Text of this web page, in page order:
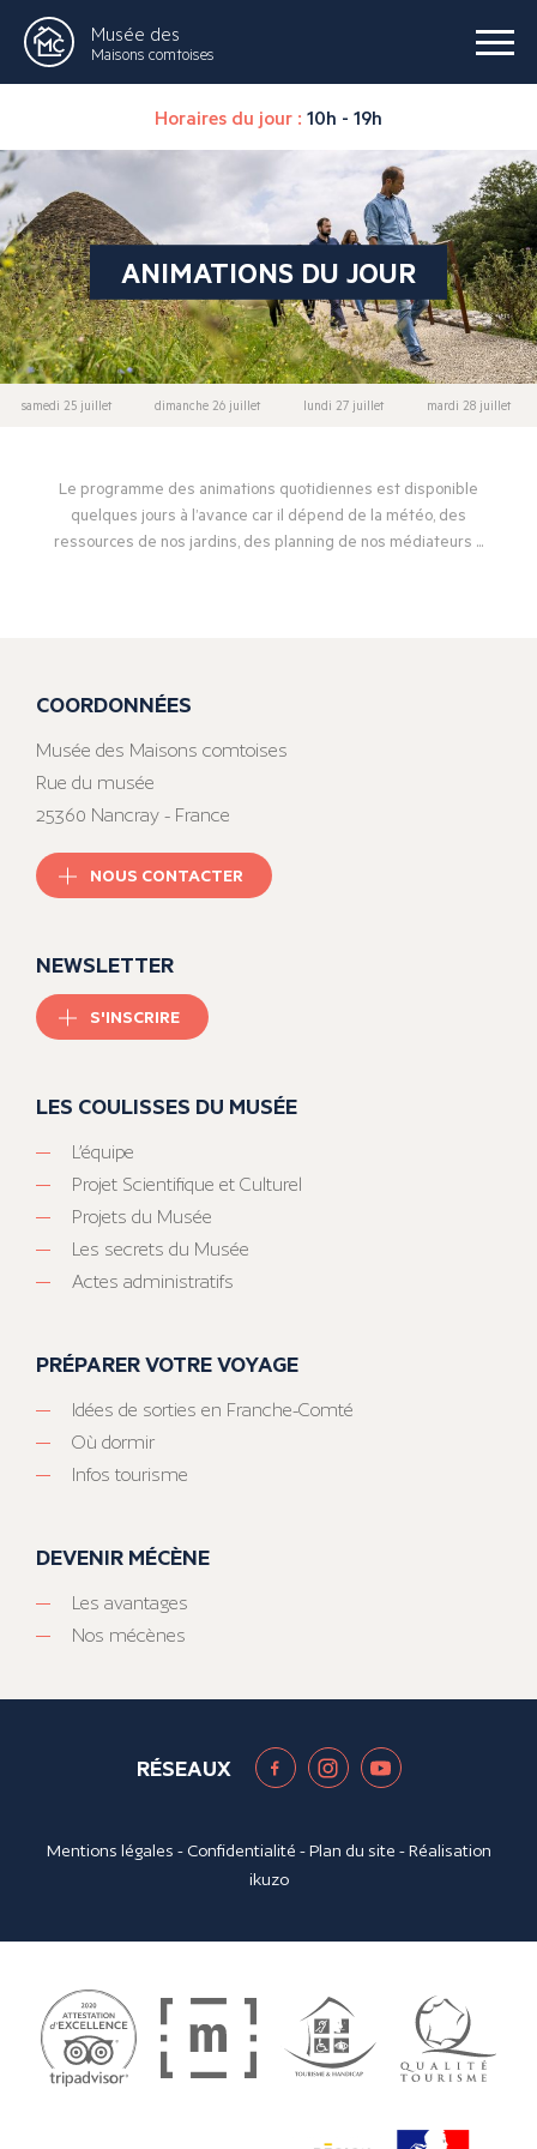
Musée des
Maisons comtoises
Horaires du jour : 10h - 19h
ANIMATIONS DU JOUR
samedi 25 juillet dimanche 26 juillet lundi 27 juillet mardi 28 juillet
Le programme des animations quotidiennes est disponible
quelques jours à l’avance car il dépend de la météo, des
ressources de nos jardins, des planning de nos médiateurs ...
COORDONNÉES
Musée des Maisons comtoises
Rue du musée
25360 Nancray - France
NOUS CONTACTER
NEWSLETTER
S'INSCRIRE
LES COULISSES DU MUSÉE
L’équipe
Projet Scientifique et Culturel
Projets du Musée
Les secrets du Musée
Actes administratifs
PRÉPARER VOTRE VOYAGE
Idées de sorties en Franche-Comté
Où dormir
Infos tourisme
DEVENIR MÉCÈNE
Les avantages
Nos mécènes
RÉSEAUX
Mentions légales - Confidentialité -Plan du site - Réalisation
ikuzo